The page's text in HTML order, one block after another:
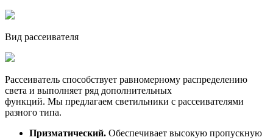
Вид рассеивателя
Рассеиватель способствует равномерному распределению
света и выполняет ряд дополнительных
функций. Мы предлагаем светильники с рассеивателями
разного типа.
Призматический. Обеспечивает высокую пропускную